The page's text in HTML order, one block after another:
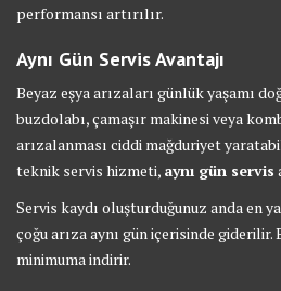
performansı artırılır.
Aynı Gün Servis Avantajı
Beyaz eşya arızaları günlük yaşamı
buzdolabı, çamaşır makinesi veya
arızalanması ciddi mağduriyet
teknik servis hizmeti, aynı gün servis
Servis kaydı oluşturduğunuz anda en
çoğu arıza aynı gün içerisinde giderilir.
minimuma indirir.